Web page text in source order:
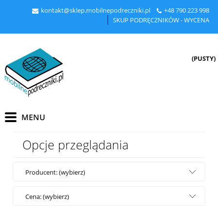
kontakt@sklep.mobilnepodreczniki.pl +48790 223 998
SKUP PODRĘCZNIKÓW - WYCENA
(PUSTY)
Opcje przeglądania
Producent: (wybierz)
Cena: (wybierz)